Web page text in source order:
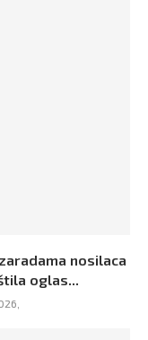
nosilaca
oglas...